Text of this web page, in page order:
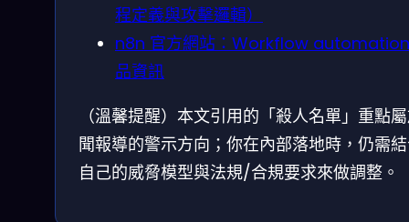
程定義與攻擊邏輯）
n8n 官方網站：Workflow
品資訊
（溫馨提醒）本文引用的「殺人名單」重點
聞報導的警示方向；你在內部落地時，仍需
自己的威脅模型與法規/合規要求來做調整。